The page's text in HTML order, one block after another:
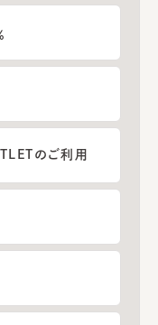
のご利用